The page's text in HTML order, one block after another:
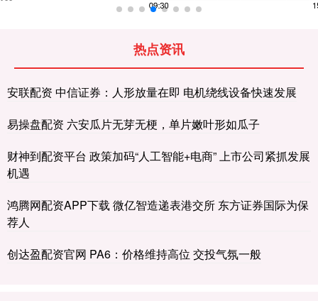
热点资讯
安联配资 中信证券：人形放量在即 电机绕线设备快速发展
易操盘配资 六安瓜片无芽无梗，单片嫩叶形如瓜子
财神到配资平台 政策加码“人工智能+电商” 上市公司紧抓发展
机遇
鸿腾网配资APP下载 微亿智造递表港交所 东方证券国际为保
荐人
创达盈配资官网 PA6：价格维持高位 交投气氛一般